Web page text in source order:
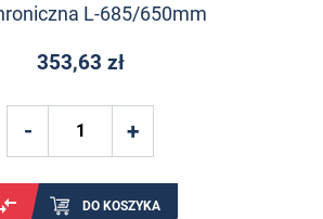
L-685/650mm
353,63 zł
DO KOSZYKA